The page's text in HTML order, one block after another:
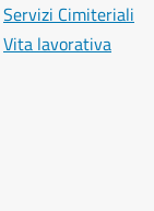
Servizi Cimiteriali
Vita lavorativa